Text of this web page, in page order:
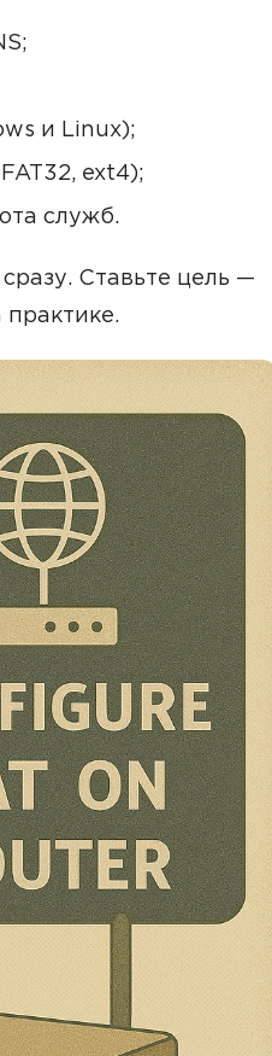
и Linux);
ext4);
служб.
Ставьте цель —
практике.